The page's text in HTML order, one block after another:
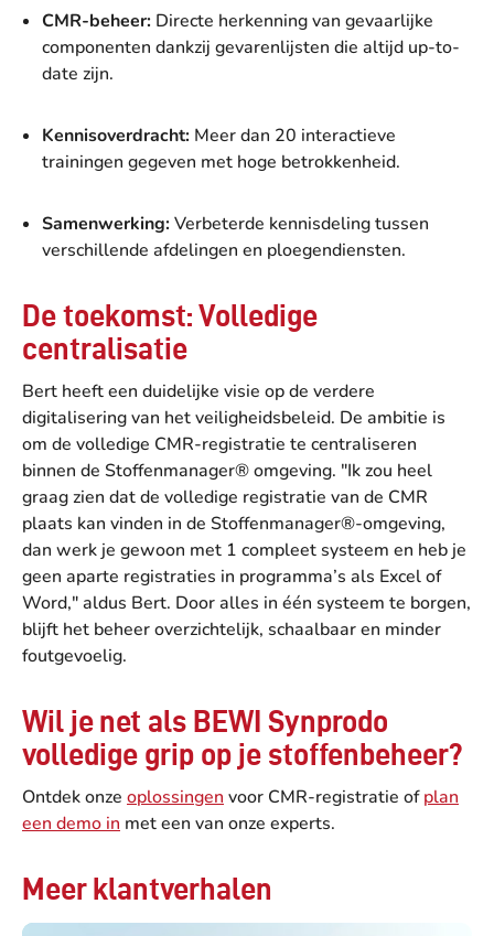
CMR-beheer:Directe herkenning van gevaarlijke
componenten dankzij gevarenlijsten die altijd up-to-
date zijn.
Kennisoverdracht:Meer dan 20 interactieve
trainingen gegeven met hoge betrokkenheid.
Samenwerking:Verbeterde kennisdeling tussen
verschillende afdelingen en ploegendiensten.
De toekomst: Volledige
centralisatie
Bert heeft een duidelijke visie op de verdere
digitalisering van het veiligheidsbeleid. De ambitie is
om de volledige CMR-registratie te centraliseren
binnen de Stoffenmanager® omgeving. "Ik zou heel
graag zien dat de volledige registratie van de CMR
plaats kan vinden in de Stoffenmanager®-omgeving,
dan werk je gewoon met 1 compleet systeem en heb je
geen aparte registraties in programma’s als Excel of
Word," aldus Bert. Door alles in één systeem te borgen,
blijft het beheer overzichtelijk, schaalbaar en minder
foutgevoelig.
Wil je net als BEWI Synprodo
volledige grip op je stoffenbeheer?
Ontdek onze oplossingen voor CMR-registratie ofplan
een demo in met een van onze experts.
Meer klantverhalen